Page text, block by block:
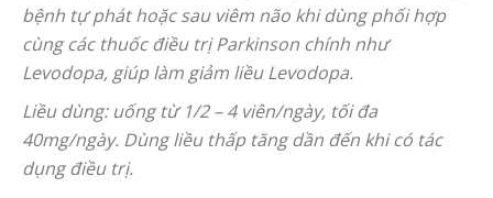
bệnh tự phát hoặc sau viêm não khi dùng phối hợp
cùng các thuốc điều trị Parkinson chính như
Levodopa, giúp làm giảm liều Levodopa.
Liều dùng: uống từ 1/2 – 4 viên/ngày, tối đa
40mg/ngày. Dùng liều thấp tăng dần đến khi có tác
dụng điều trị.